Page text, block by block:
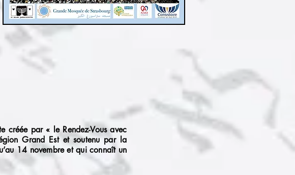
créée par « le Rendez-Vous avec
Grand Est et soutenu par la
14 novembre et qui connaît un